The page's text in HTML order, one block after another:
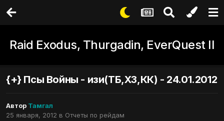
Raid Exodus, Thurgadin, EverQuest II
{+} Псы Войны - изи(ТБ,ХЗ,КК) - 24.01.2012
Автор Тамгал
25 января, 2012 в Отчеты по рейдам